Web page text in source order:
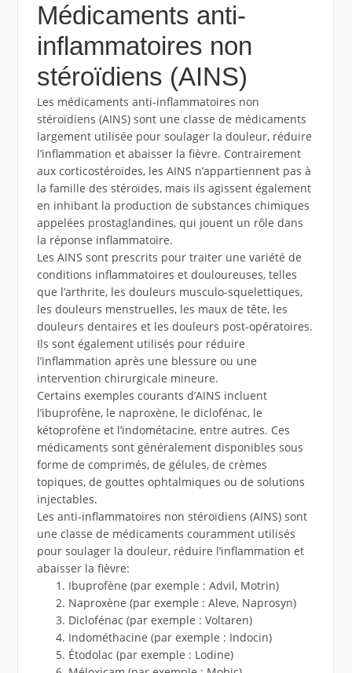
Médicaments anti-
inflammatoires non
stéroïdiens (AINS)
Les médicaments anti-inflammatoires non
stéroïdiens (AINS) sont une classe de médicaments
largement utilisée pour soulager la douleur, réduire
l’inflammation et abaisser la fièvre. Contrairement
aux corticostéroïdes, les AINS n’appartiennent pas à
la famille des stéroïdes, mais ils agissent également
en inhibant la production de substances chimiques
appelées prostaglandines, qui jouent un rôle dans
la réponse inflammatoire.
Les AINS sont prescrits pour traiter une variété de
conditions inflammatoires et douloureuses, telles
que l’arthrite, les douleurs musculo-squelettiques,
les douleurs menstruelles, les maux de tête, les
douleurs dentaires et les douleurs post-opératoires.
Ils sont également utilisés pour réduire
l’inflammation après une blessure ou une
intervention chirurgicale mineure.
Certains exemples courants d’AINS incluent
l’ibuprofène, le naproxène, le diclofénac, le
kétoprofène et l’indométacine, entre autres. Ces
médicaments sont généralement disponibles sous
forme de comprimés, de gélules, de crèmes
topiques, de gouttes ophtalmiques ou de solutions
injectables.
Les anti-inflammatoires non stéroïdiens (AINS) sont
une classe de médicaments couramment utilisés
pour soulager la douleur, réduire l’inflammation et
abaisser la fièvre:
Ibuprofène (par exemple : Advil, Motrin)
Naproxène (par exemple : Aleve, Naprosyn)
Diclofénac (par exemple : Voltaren)
Indométhacine (par exemple : Indocin)
Étodolac (par exemple : Lodine)